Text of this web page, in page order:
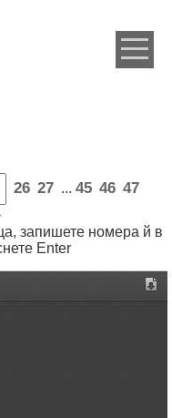
26 27 ... 45 46 47
запишете номера й в
Enter